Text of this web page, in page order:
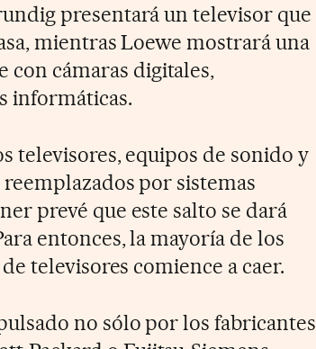
presentará un televisor que
mientras Loewe mostrará una
con cámaras digitales,
informáticas.
televisores, equipos de sonido y
por sistemas
prevé que este salto se dará
entonces, la mayoría de los
televisores comience a caer.
no sólo por los fabricantes